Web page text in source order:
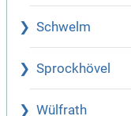
Schwelm
Sprockhövel
Wülfrath